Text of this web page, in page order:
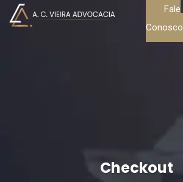
Fale
Conosco
Checkout